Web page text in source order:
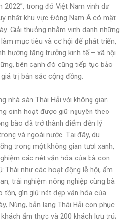
2022”, trong đó Việt Nam vinh dự
nhất khu vực Đông Nam Á có mặt
Giải thưởng nhằm vinh danh những
mục tiêu và cơ hội để phát triển,
hướng tăng trưởng kinh tế – xã hội
bên cạnh đó cũng tiếp tục bảo
trị bản sắc cộng đồng.
nhà sàn Thái Hải với không gian
sinh hoạt được giữ nguyên theo
bào đã trở thành điểm đến lý
và ngoài nước. Tại đây, du
trong một không gian tươi xanh,
các nét văn hóa của bà con
Thái như các hoạt động lễ hội, ẩm
trải nghiệm nông nghiệp cùng bà
tồn, gìn giữ nét đẹp văn hóa của
Nùng, bản làng Thái Hải còn phục
ẩm thực và 200 khách lưu trú;